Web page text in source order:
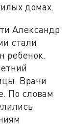
домах.
Александр
стали
ребенок.
Врачи
По словам